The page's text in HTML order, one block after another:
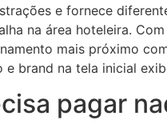
e fornece
na área hoteleira.
mais próximo
na tela inicial
pagar